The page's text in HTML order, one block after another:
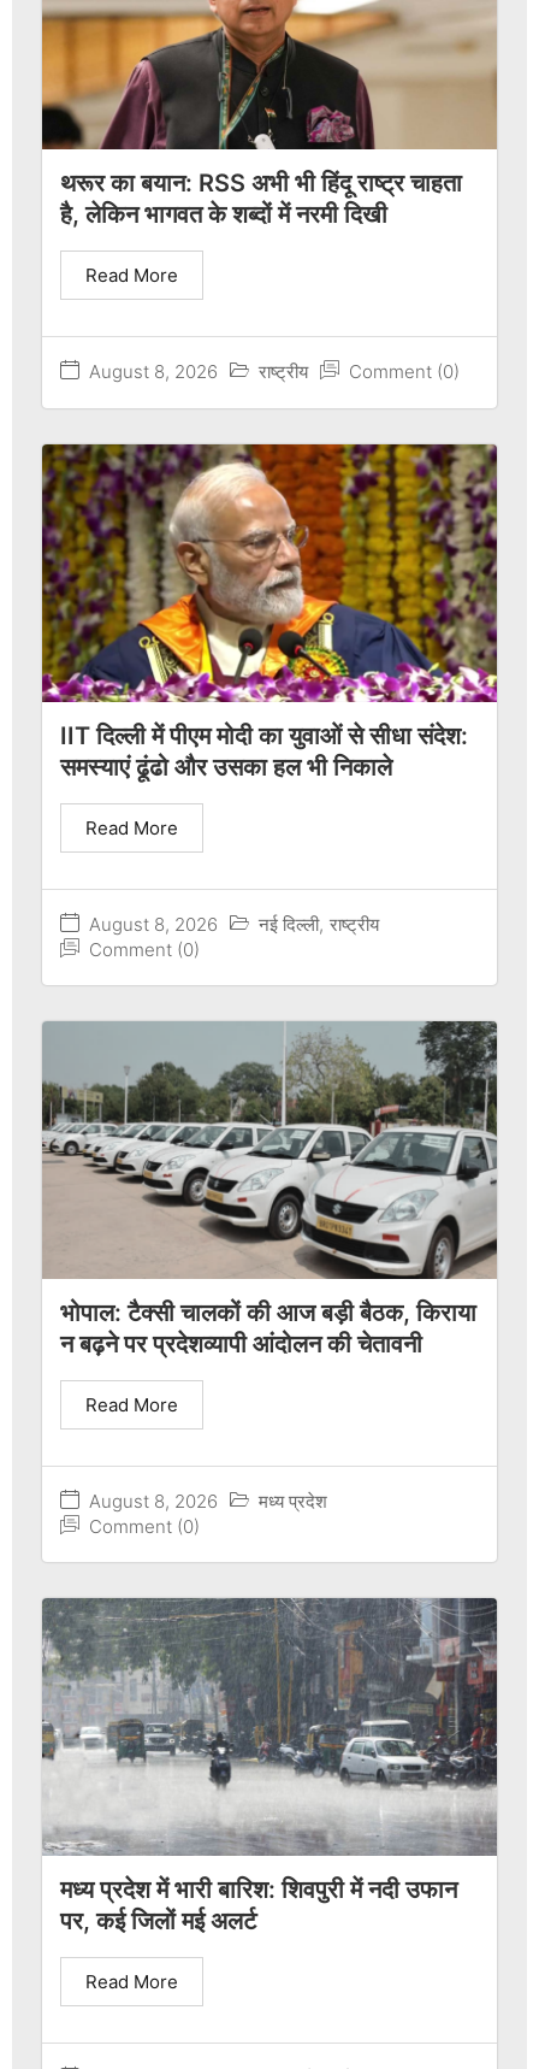
थरूर का बयान: RSS अभी भी हिंदू राष्ट्र चाहता
है, लेकिन भागवत के शब्दों में नरमी दिखी
August 8, 2026 राष्ट्रीय Comment (0)
Read More
IIT दिल्ली में पीएम मोदी का युवाओं से सीधा संदेश:
समस्याएं ढूंढो और उसका हल भी निकाले
August 8, 2026 नई दिल्ली, राष्ट्रीय
Comment (0)
Read More
भोपाल: टैक्सी चालकों की आज बड़ी बैठक, किराया
न बढ़ने पर प्रदेशव्यापी आंदोलन की चेतावनी
August 8, 2026
मध्य प्रदेश
Comment (0)
Read More
मध्य प्रदेश में भारी बारिश: शिवपुरी में नदी उफान
पर, कई जिलों मई अलर्ट
Read More